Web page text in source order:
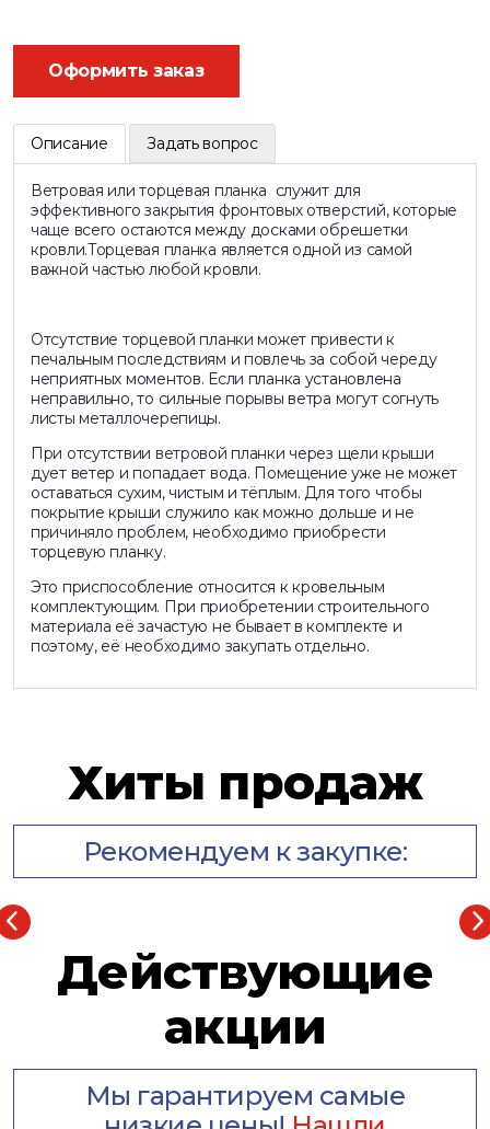
Оформить заказ
Описание Задать вопрос
Ветровая или торцевая планка cлужит для
эффективного закрытия фронтовых отверстий, которые
чаще всего остаются между досками обрешетки
кровли.Торцевая планка является одной из самой
важной частью любой кровли.
Отсутствие торцевой планки может привести к
печальным последствиям и повлечь за собой череду
неприятных моментов. Если планка установлена
неправильно, то сильные порывы ветра могут согнуть
листы металлочерепицы.
При отсутствии ветровой планки через щели крыши
дует ветер и попадает вода. Помещение уже не может
оставаться сухим, чистым и тёплым. Для того чтобы
покрытие крыши служило как можно дольше и не
причиняло проблем, необходимо приобрести
торцевую планку.
Это приспособление относится к кровельным
комплектующим. При приобретении строительного
материала её зачастую не бывает в комплекте и
поэтому, её необходимо закупать отдельно.
Хиты продаж
Рекомендуем к закупке:
Действующие
акции
Мы гарантируем самые